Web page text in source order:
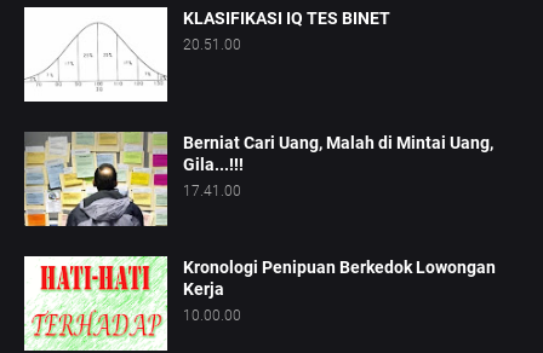
KLASIFIKASI IQ TES BINET
20.51.00
Berniat Cari Uang, Malah di Mintai Uang,
Gila...!!!
17.41.00
Kronologi Penipuan Berkedok Lowongan
Kerja
10.00.00